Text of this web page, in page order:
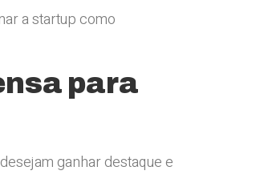
a startup como
para
ganhar destaque e